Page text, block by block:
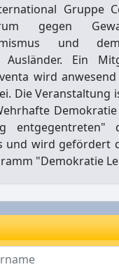
Gruppe
gegen
und
Ausländer. Ein
wird
Die Veranstaltung
entgegentreten"
und wird gefördert
"Demokratie